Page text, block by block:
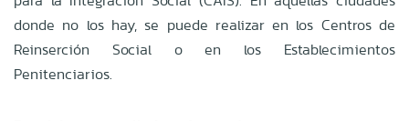
donde no los hay, se puede realizar en los Centros de
Reinserción Social o en los Establecimientos
Penitenciarios.